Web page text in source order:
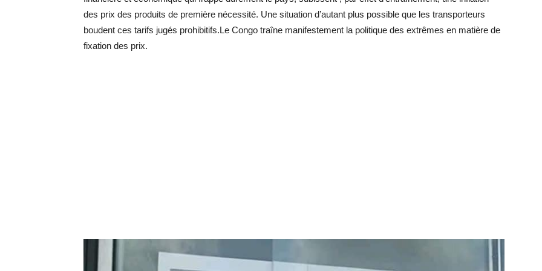
des prix des produits de première nécessité. Une situation d’autant plus possible que les transporteurs
boudent ces tarifs jugés prohibitifs.Le Congo traîne manifestement la politique des extrêmes en matière de
fixation des prix.